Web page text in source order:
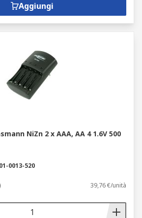
Aggiungi
NiZn 2 x AAA, AA 4 1.6V 500
0013-520
39,76 €/unità